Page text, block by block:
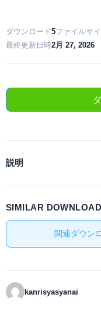
ダウンロード5ファイルサ
最終更新日時2月 27, 2026
説明
SIMILAR
関連ダウン
kanrisyasyanai